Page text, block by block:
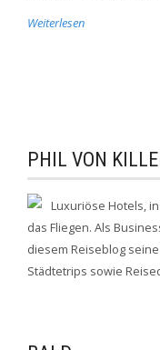
Weiterlesen
PHIL VON
Luxuriöse Hotels,
das Fliegen. Als
diesem Reiseblog
Städtetrips sowie